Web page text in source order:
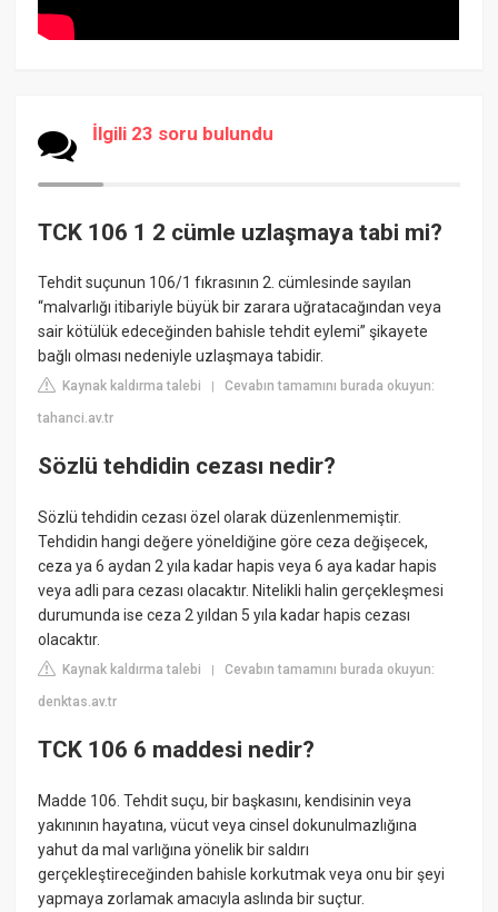
İlgili 23 soru bulundu
TCK 106 1 2 cümle uzlaşmaya tabi mi?
Tehdit suçunun 106/1 fıkrasının 2. cümlesinde sayılan
“malvarlığı itibariyle büyük bir zarara uğratacağından veya
sair kötülük edeceğinden bahisle tehdit eylemi” şikayete
bağlı olması nedeniyle uzlaşmaya tabidir.
Kaynak kaldırma talebi |Cevabın tamamını burada okuyun:
tahanci.av.tr
Sözlü tehdidin cezası nedir?
Sözlü tehdidin cezası özel olarak düzenlenmemiştir.
Tehdidin hangi değere yöneldiğine göre ceza değişecek,
ceza ya 6 aydan 2 yıla kadar hapis veya 6 aya kadar hapis
veya adli para cezası olacaktır. Nitelikli halin gerçekleşmesi
durumunda ise ceza 2 yıldan 5 yıla kadar hapis cezası
olacaktır.
Kaynak kaldırma talebi |Cevabın tamamını burada okuyun:
denktas.av.tr
TCK 106 6 maddesi nedir?
Madde 106. Tehdit suçu, bir başkasını, kendisinin veya
yakınının hayatına, vücut veya cinsel dokunulmazlığına
yahut da mal varlığına yönelik bir saldırı
gerçekleştireceğinden bahisle korkutmak veya onu bir şeyi
yapmaya zorlamak amacıyla aslında bir suçtur.